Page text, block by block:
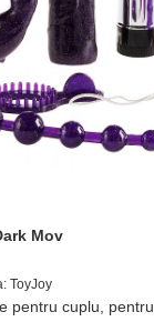
Mov
ToyJoy
pentru cuplu,